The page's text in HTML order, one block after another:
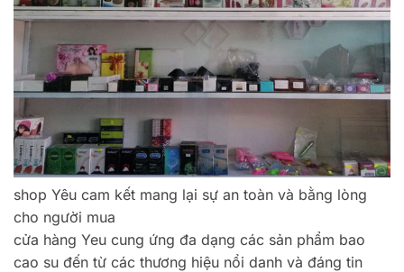
shop Yêu cam kết mang lại sự an toàn và bằng lòng
cho người mua
cửa hàng Yeu cung ứng đa dạng các sản phẩm bao
cao su đến từ các thương hiệu nổi danh và đáng tin